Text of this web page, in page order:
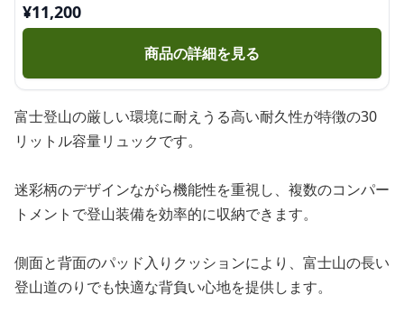
¥11,200
商品の詳細を見る
富士登山の厳しい環境に耐えうる高い耐久性が特徴の30
リットル容量リュックです。
迷彩柄のデザインながら機能性を重視し、複数のコンパー
トメントで登山装備を効率的に収納できます。
側面と背面のパッド入りクッションにより、富士山の長い
登山道のりでも快適な背負い心地を提供します。